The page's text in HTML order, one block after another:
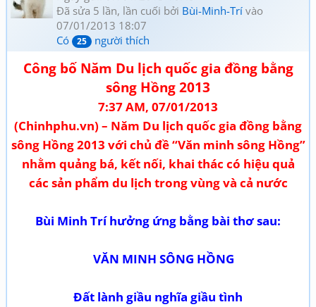
Đã sửa 5 lần, lần cuối bởi Bùi-Minh-Trí vào
07/01/2013 18:07
Có
25 người thích
Công bố Năm Du lịch quốc gia đồng bằng
sông Hồng 2013
7:37 AM, 07/01/2013
(Chinhphu.vn) – Năm Du lịch quốc gia đồng bằng
sông Hồng 2013 với chủ đề “Văn minh sông Hồng”
nhằm quảng bá, kết nối, khai thác có hiệu quả
các sản phẩm du lịch trong vùng và cả nước
Bùi Minh Trí hưởng ứng bằng bài thơ sau:
VĂN MINH SÔNG HỒNG
Đất lành giầu nghĩa giầu tình